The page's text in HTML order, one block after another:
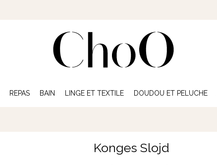
REPAS BAIN LINGE ET TEXTILE DOUDOU ET PELUCHE
Konges Slojd